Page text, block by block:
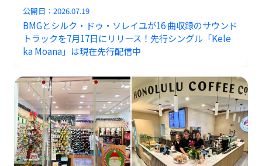
公開日：2026.07.19
BMGとシルク・ドゥ・ソレイユが16 曲収録のサウンド
トラックを7月17日にリリース！先行シングル「Kele
ka Moana」は現在先行配信中